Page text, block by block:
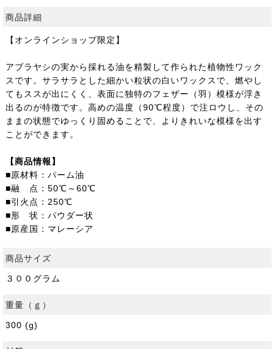
商品詳細
【オンラインショップ限定】
アブラヤシの実から採れる油を精製して作られた植物性ワック
スです。サラサラとした細かい粒状の白いワックスで、燃やし
てもススが出にくく、表面に独特のフェザー（羽）模様が浮き
出るのが特徴です。高めの温度（90℃程度）で注ロウし、その
ままの状態でゆっくり固めることで、よりきれいな模様を出す
ことができます。
【商品情報】
■原材料：パーム油
■融 点：50℃～60℃
■引火点：250℃
■形 状：パウダー状
■原産国：マレーシア
商品サイズ
３００グラム
重量（ｇ）
300 (g)